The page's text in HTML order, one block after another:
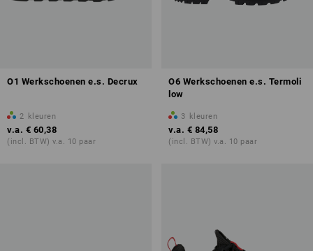
O1 Werkschoenen e.s. Decrux
2 kleuren
v.a. € 60,38
(incl. BTW) v.a. 10 paar
O6 Werkschoenen e.s. Termoli
low
3 kleuren
v.a. € 84,58
(incl. BTW) v.a. 10 paar